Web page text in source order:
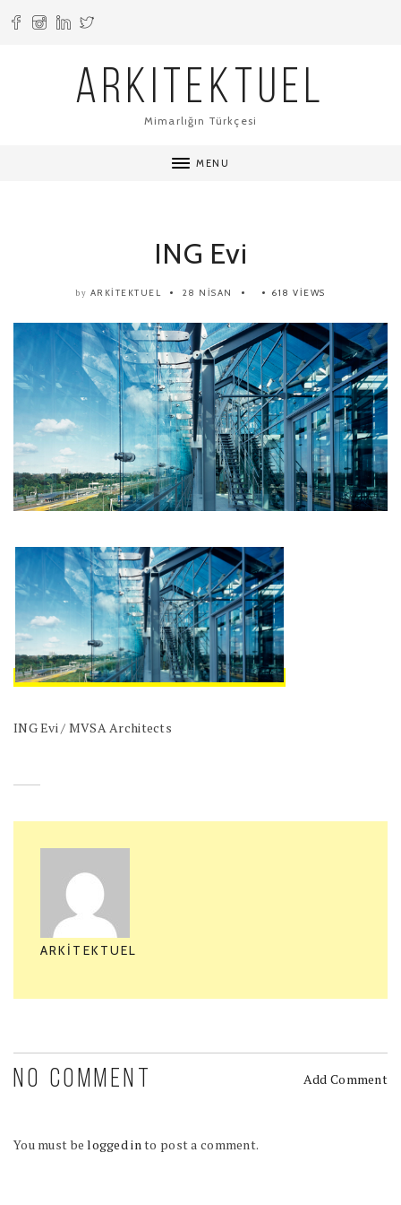
ARKITEKTUEL
Mimarlığın Türkçesi
MENU
ING Evi
by ARKITEKTUEL 28 NISAN 618 VIEWS
ING Evi / MVSA Architects
ARKITEKTUEL
NO COMMENT Add Comment
You must belogged into post a comment.